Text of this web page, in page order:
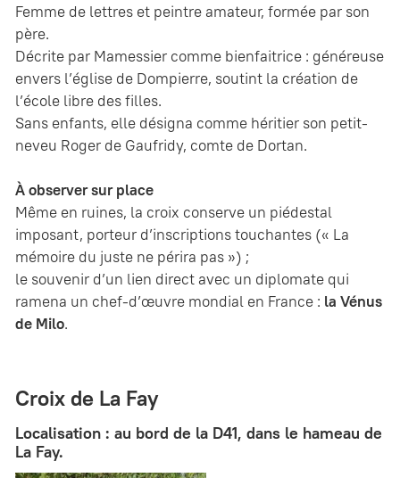
Femme de lettres et peintre amateur, formée par son
père.
Décrite par Mamessier comme bienfaitrice : généreuse
envers l’église de Dompierre, soutint la création de
l’école libre des filles.
Sans enfants, elle désigna comme héritier son petit-
neveu Roger de Gaufridy, comte de Dortan.
À observer sur place
Même en ruines, la croix conserve un piédestal
imposant, porteur d’inscriptions touchantes (« La
mémoire du juste ne périra pas ») ;
le souvenir d’un lien direct avec un diplomate qui
ramena un chef-d’œuvre mondial en France : la Vénus
de Milo.
Croix de La Fay
Localisation : au bord de la D41, dans le hameau de
La Fay.